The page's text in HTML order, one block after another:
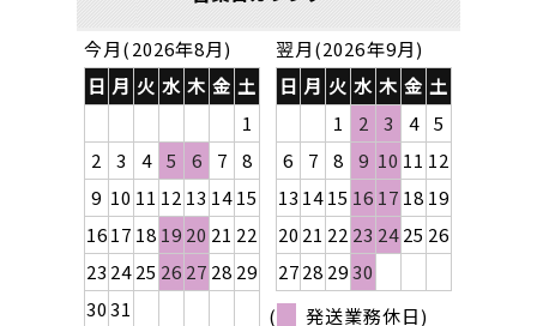
今月(2026年8月)
日 月 火 水 木 金 土
1
2
3 4 5 6 7
8
9 10 11 12 13 1415
1617 18 19 20 21 22
23 2425 26 27 28 29
30 31
翌月(2026年9月)
日 月 火 水 木 金 土
1
2 3 4 5
6
7 8 9 10 11 12
13 1415 16 17 18 19
20 21 22 23 2425 26
2728 2930
(
発送業務休日)